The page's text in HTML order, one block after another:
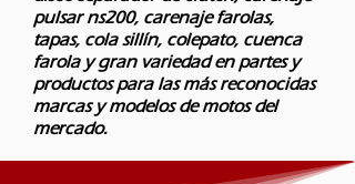
pulsar ns200, carenaje farolas,
tapas, cola sillín, colepato, cuenca
farola y gran variedad en partes y
productos para las más reconocidas
marcas y modelos de motos del
mercado.​